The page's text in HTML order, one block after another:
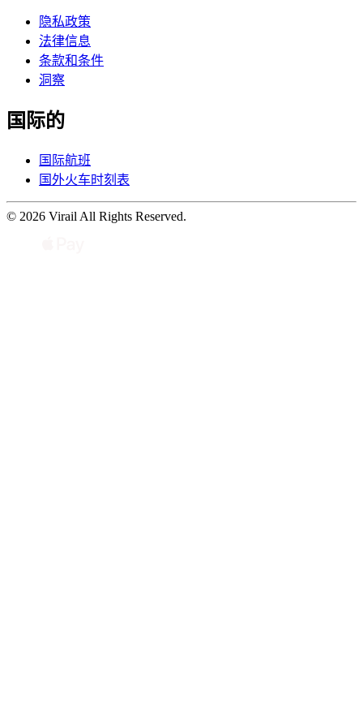
隐私政策
法律信息
条款和条件
洞察
国际的
国际航班
国外火车时刻表
© 2026 Virail All Rights Reserved.